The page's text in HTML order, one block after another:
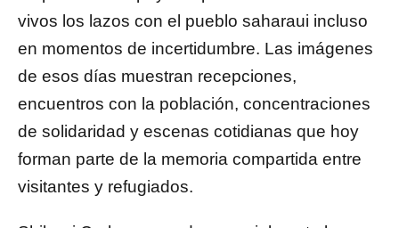
vivos los lazos con el pueblo saharaui incluso
en momentos de incertidumbre. Las imágenes
de esos días muestran recepciones,
encuentros con la población, concentraciones
de solidaridad y escenas cotidianas que hoy
forman parte de la memoria compartida entre
visitantes y refugiados.